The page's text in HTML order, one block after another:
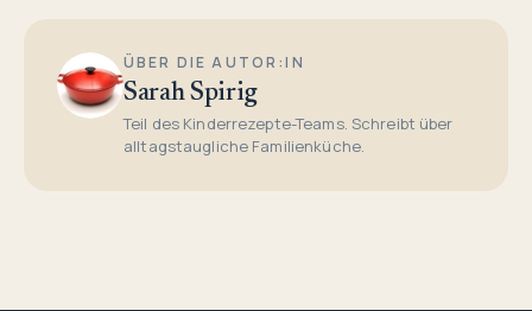
ÜBER DIE AUTOR:IN
Sarah Spirig
Teil des Kinderrezepte-Teams. Schreibt über
alltagstaugliche Familienküche.